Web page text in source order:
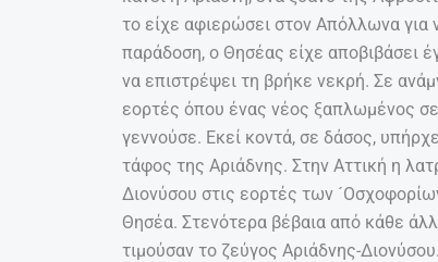
το είχε αφιερώσει στον Απόλλωνα για
παράδοση, ο Θησέας είχε αποβιβάσει
να επιστρέψει τη βρήκε νεκρή. Σε
εορτές όπου ένας νέος ξαπλωμένος
γεννούσε. Εκεί κοντά, σε δάσος,
τάφος της Αριάδνης. Στην Αττική η
Διονύσου στις εορτές των
Θησέα. Στενότερα βέβαια από κάθε
τιμούσαν το ζεύγος Αριάδνης-